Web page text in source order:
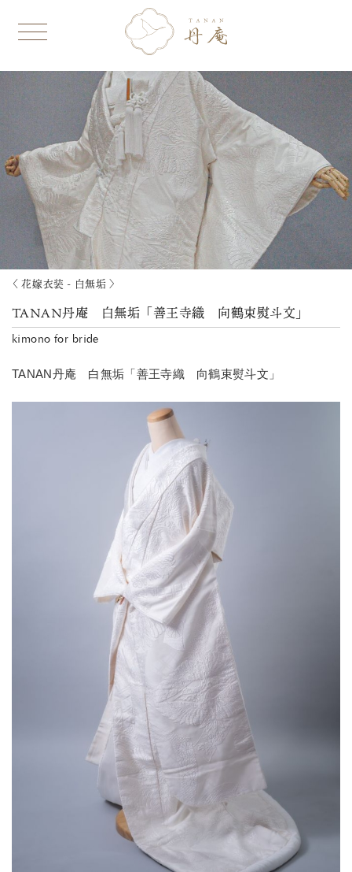
〈 花嫁衣装 - 白無垢 〉
TANAN丹庵 白無垢「善王寺織 向鶴束熨斗文」
kimono for bride
TANAN丹庵 白無垢「善王寺織 向鶴束熨斗文」